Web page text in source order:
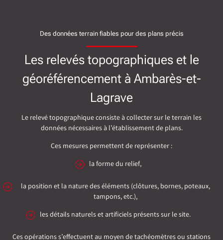
Des données terrain fiables pour des plans précis
Les relevés topographiques et le
géoréférencement à Ambarès-et-
Lagrave
Le relevé topographique consiste à collecter sur le terrain les
données nécessaires à l’établissement de plans.
Ces mesures permettent de représenter :
la forme du relief,
la position et la nature des éléments (clôtures, bornes, poteaux,
tampons, etc.),
les détails naturels et artificiels présents sur le site.
Ces opérations s’effectuent au moyen de tachéomètres ou stations